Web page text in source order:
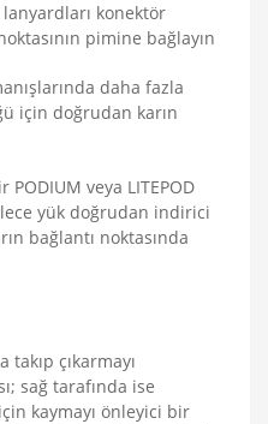
lanyardları konektör
pimine bağlayın
daha fazla
için doğrudan karın
PODIUM veya LITEPOD
yük doğrudan indirici
bağlantı noktasında
takıp çıkarmayı
sağ tarafında ise
kaymayı önleyici bir